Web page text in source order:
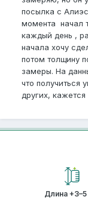
посылка с
момента начал
каждый день ,
начала хочу
потом толщину
замеры. На
что получиться
других, кажется
Длина